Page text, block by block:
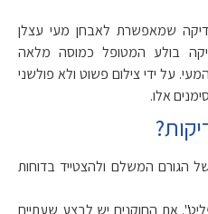
שמאפשרת לאבחן מעי עצלן
בולע המטופל כמוסה מלאה
על ידי צילום פשוט ולא פולשני
אלו.
הגורם המשלם ולהצטייד בדוחות
את החוקנים יש לבצע שעתיים